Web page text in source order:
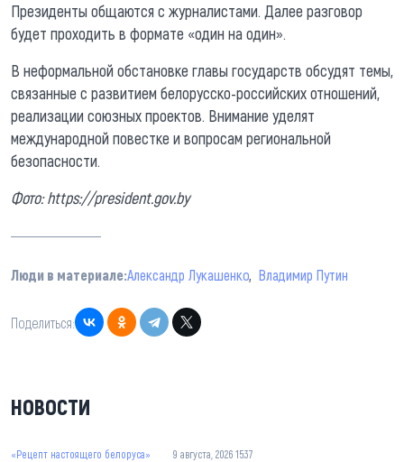
Президенты общаются с журналистами. Далее разговор
будет проходить в формате «один на один».
В неформальной обстановке главы государств обсудят темы,
связанные с развитием белорусско-российских отношений,
реализации союзных проектов. Внимание уделят
международной повестке и вопросам региональной
безопасности.
Фото: https://president.gov.by
Люди в материале:Александр Лукашенко Владимир Путин
Поделиться:
НОВОСТИ
«Рецепт настоящего белоруса» 9 августа, 2026 15:37